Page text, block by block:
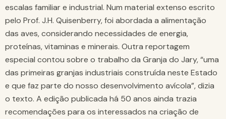
escalas familiar e industrial. Num material extenso escrito
pelo Prof. J.H. Quisenberry, foi abordada a alimentação
das aves, considerando necessidades de energia,
proteínas, vitaminas e minerais. Outra reportagem
especial contou sobre o trabalho da Granja do Jary, “uma
das primeiras granjas industriais construída neste Estado
e que faz parte do nosso desenvolvimento avícola”, dizia
o texto. A edição publicada há 50 anos ainda trazia
recomendações para os interessados na criação de